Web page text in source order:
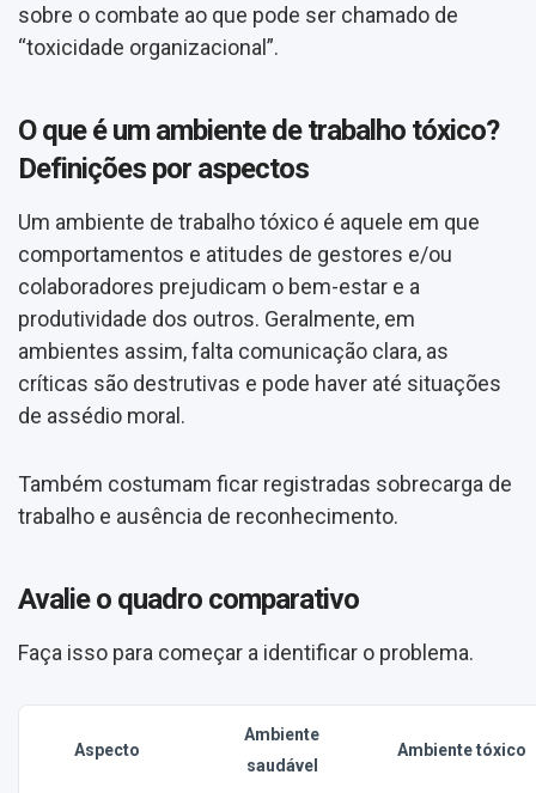
sobre o combate ao que pode ser chamado de
“toxicidade organizacional”.
O que é um ambiente de trabalho tóxico?
Definições por aspectos
Um ambiente de trabalho tóxico é aquele em que
comportamentos e atitudes de gestores e/ou
colaboradores prejudicam o bem-estar e a
produtividade dos outros. Geralmente, em
ambientes assim, falta comunicação clara, as
críticas são destrutivas e pode haver até situações
de assédio moral.
Também costumam ficar registradas sobrecarga de
trabalho e ausência de reconhecimento.
Avalie o quadro comparativo
Faça isso para começar a identificar o problema.
Aspecto
Ambiente
saudável
Ambiente tóxico